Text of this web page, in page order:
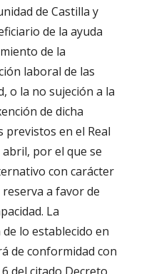
de Castilla y
de la ayuda
de la
laboral de las
o la no sujeción a la
de dicha
en el Real
por el que se
con carácter
a favor de
La
lo establecido en
de conformidad con